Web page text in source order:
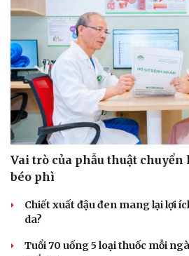
Vai trò của phẫu thuật
béo phì
Chiết xuất đậu đen mang lại lợi
da?
Tuổi 70 uống 5 loại thuốc mỗi